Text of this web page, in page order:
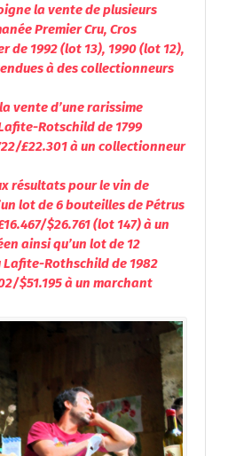
la vente de plusieurs
Premier Cru, Cros
de 1992 (lot 13), 1990 (lot 12),
à des collectionneurs
vente d’une rarissime
Rotschild de 1799
£22.301 à un collectionneur
résultats pour le vin de
lot de 6 bouteilles de Pétrus
$26.761 (lot 147) à un
ainsi qu’un lot de 12
Rothschild de 1982
$51.195 à un marchant